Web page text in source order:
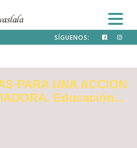
SÍGUENOS:
PARA UNA ACCION
Educación...